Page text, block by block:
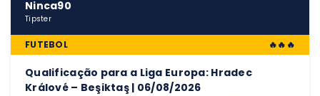
Ninca90
Tipster
FUTEBOL 🔥🔥🔥
Qualificação para a Liga Europa: Hradec
Králové – Beşiktaş | 06/08/2026